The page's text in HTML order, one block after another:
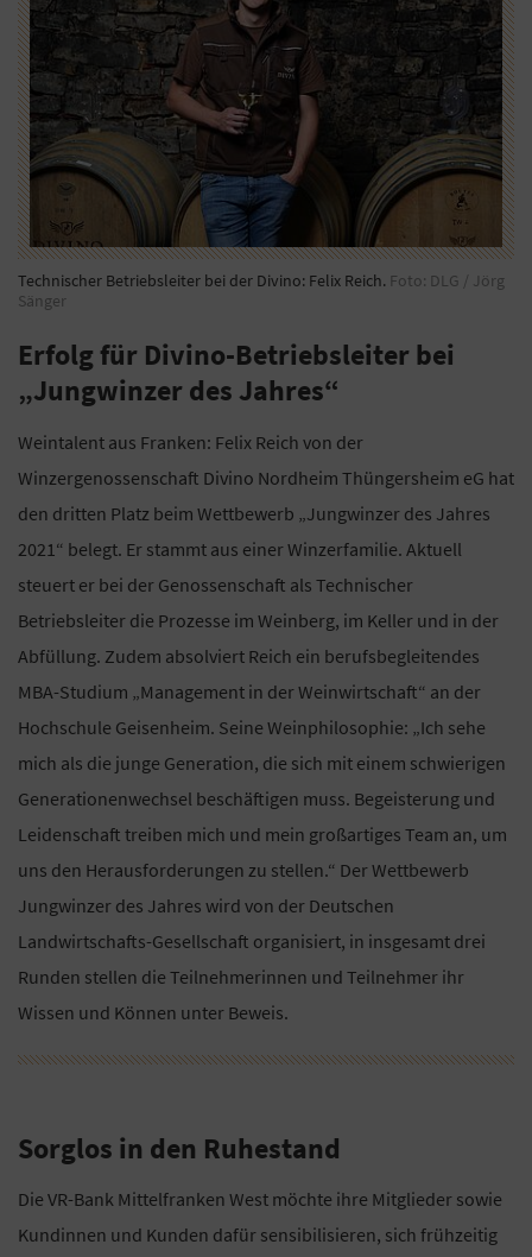
Technischer Betriebsleiter bei der Divino: Felix Reich. Foto: DLG / Jörg
Sänger
Erfolg für Divino-Betriebsleiter bei
„Jungwinzer des Jahres“
Weintalent aus Franken: Felix Reich von der
Winzergenossenschaft Divino Nordheim Thüngersheim eG hat
den dritten Platz beim Wettbewerb „Jungwinzer des Jahres
2021“ belegt. Er stammt aus einer Winzerfamilie. Aktuell
steuert er bei der Genossenschaft als Technischer
Betriebsleiter die Prozesse im Weinberg, im Keller und in der
Abfüllung. Zudem absolviert Reich ein berufsbegleitendes
MBA-Studium „Management in der Weinwirtschaft“ an der
Hochschule Geisenheim. Seine Weinphilosophie: „Ich sehe
mich als die junge Generation, die sich mit einem schwierigen
Generationenwechsel beschäftigen muss. Begeisterung und
Leidenschaft treiben mich und mein großartiges Team an, um
uns den Herausforderungen zu stellen.“ Der Wettbewerb
Jungwinzer des Jahres wird von der Deutschen
Landwirtschafts-Gesellschaft organisiert, in insgesamt drei
Runden stellen die Teilnehmerinnen und Teilnehmer ihr
Wissen und Können unter Beweis.
Sorglos in den Ruhestand
Die VR-Bank Mittelfranken West möchte ihre Mitglieder sowie
Kundinnen und Kunden dafür sensibilisieren, sich frühzeitig